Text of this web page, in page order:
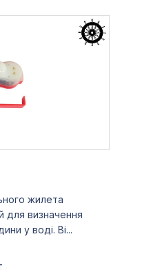
жилета
для визначення
у воді. Ві...